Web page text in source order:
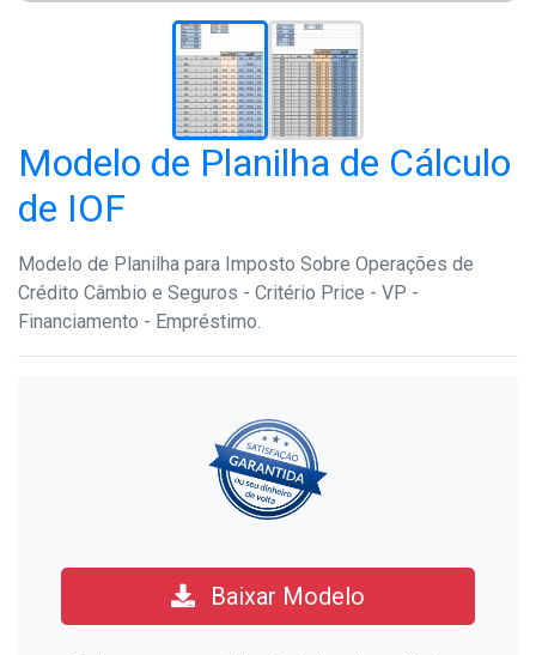
Modelo de Planilha de Cálculo
de IOF
Modelo de Planilha para Imposto Sobre Operações de
Crédito Câmbio e Seguros - Critério Price - VP -
Financiamento - Empréstimo.
Baixar Modelo